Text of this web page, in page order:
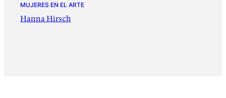
MUJERES EN EL ARTE
Hanna Hirsch